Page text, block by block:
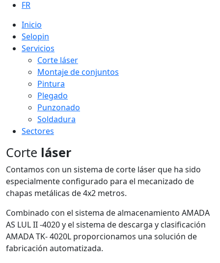
FR
Inicio
Selopin
Servicios
Corte láser
Montaje de conjuntos
Pintura
Plegado
Punzonado
Soldadura
Sectores
Corte láser
Contamos con un sistema de corte láser que ha sido
especialmente configurado para el mecanizado de
chapas metálicas de 4x2 metros.
Combinado con el sistema de almacenamiento AMADA
AS LUL II -4020 y el sistema de descarga y clasificación
AMADA TK- 4020L proporcionamos una solución de
fabricación automatizada.